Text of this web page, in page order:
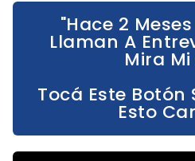
"Hace 2
Llaman A
Mira Mi
Tocá Este Botón
Esto